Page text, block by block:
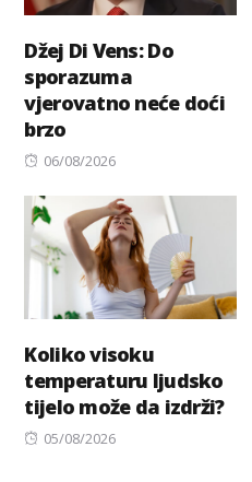
Džej Di Vens: Do
sporazuma
vjerovatno neće doći
brzo
Posted
06/08/2026
Koliko visoku
temperaturu ljudsko
tijelo može da izdrži?
Posted
05/08/2026